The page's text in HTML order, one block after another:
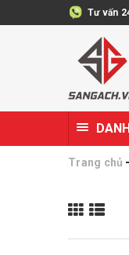
Tư vấn
Trang chủ